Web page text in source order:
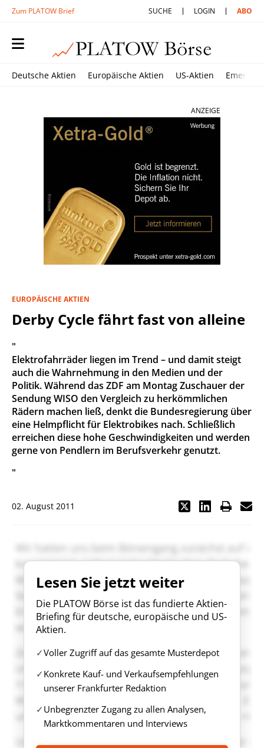
Zum PLATOW Brief SUCHE LOGIN ABO
Deutsche Aktien Europäische Aktien US-Aktien
ANZEIGE
EUROPÄISCHE AKTIEN
Derby Cycle fährt fast von alleine
"
Elektrofahrräder liegen im Trend – und damit steigt
auch die Wahrnehmung in den Medien und der
Politik. Während das ZDF am Montag Zuschauer der
Sendung WISO den Vergleich zu herkömmlichen
Rädern machen ließ, denkt die Bundesregierung über
eine Helmpflicht für Elektrobikes nach. Schließlich
erreichen diese hohe Geschwindigkeiten und werden
gerne von Pendlern im Berufsverkehr genutzt.
"
02. August 2011
Lesen Sie jetzt weiter
Die PLATOW Börse ist das fundierte Aktien-
Briefing für deutsche, europäische und US-
Aktien.
Voller Zugriff auf das gesamte Musterdepot
Konkrete Kauf- und Verkaufsempfehlungen
unserer Frankfurter Redaktion
Unbegrenzter Zugang zu allen Analysen,
Marktkommentaren und Interviews